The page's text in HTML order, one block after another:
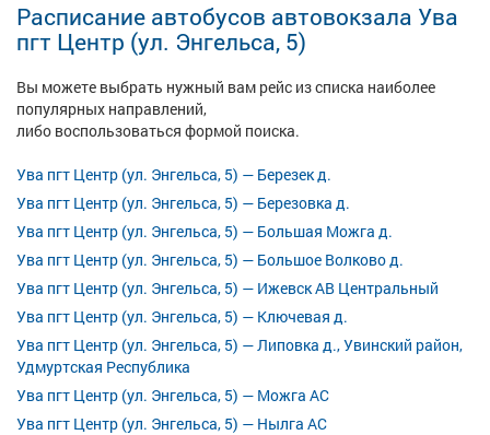
Расписание автобусов автовокзала Ува
пгт Центр (ул. Энгельса, 5)
Вы можете выбрать нужный вам рейс из списка наиболее
популярных направлений,
либо воспользоваться формой поиска.
Ува пгт Центр (ул. Энгельса, 5) — Березек д.
Ува пгт Центр (ул. Энгельса, 5) — Березовка д.
Ува пгт Центр (ул. Энгельса, 5) — Большая Можга д.
Ува пгт Центр (ул. Энгельса, 5) — Большое Волково д.
Ува пгт Центр (ул. Энгельса, 5) — Ижевск АВ Центральный
Ува пгт Центр (ул. Энгельса, 5) — Ключевая д.
Ува пгт Центр (ул. Энгельса, 5) — Липовка д., Увинский район,
Удмуртская Республика
Ува пгт Центр (ул. Энгельса, 5) — Можга АС
Ува пгт Центр (ул. Энгельса, 5) — Нылга АС